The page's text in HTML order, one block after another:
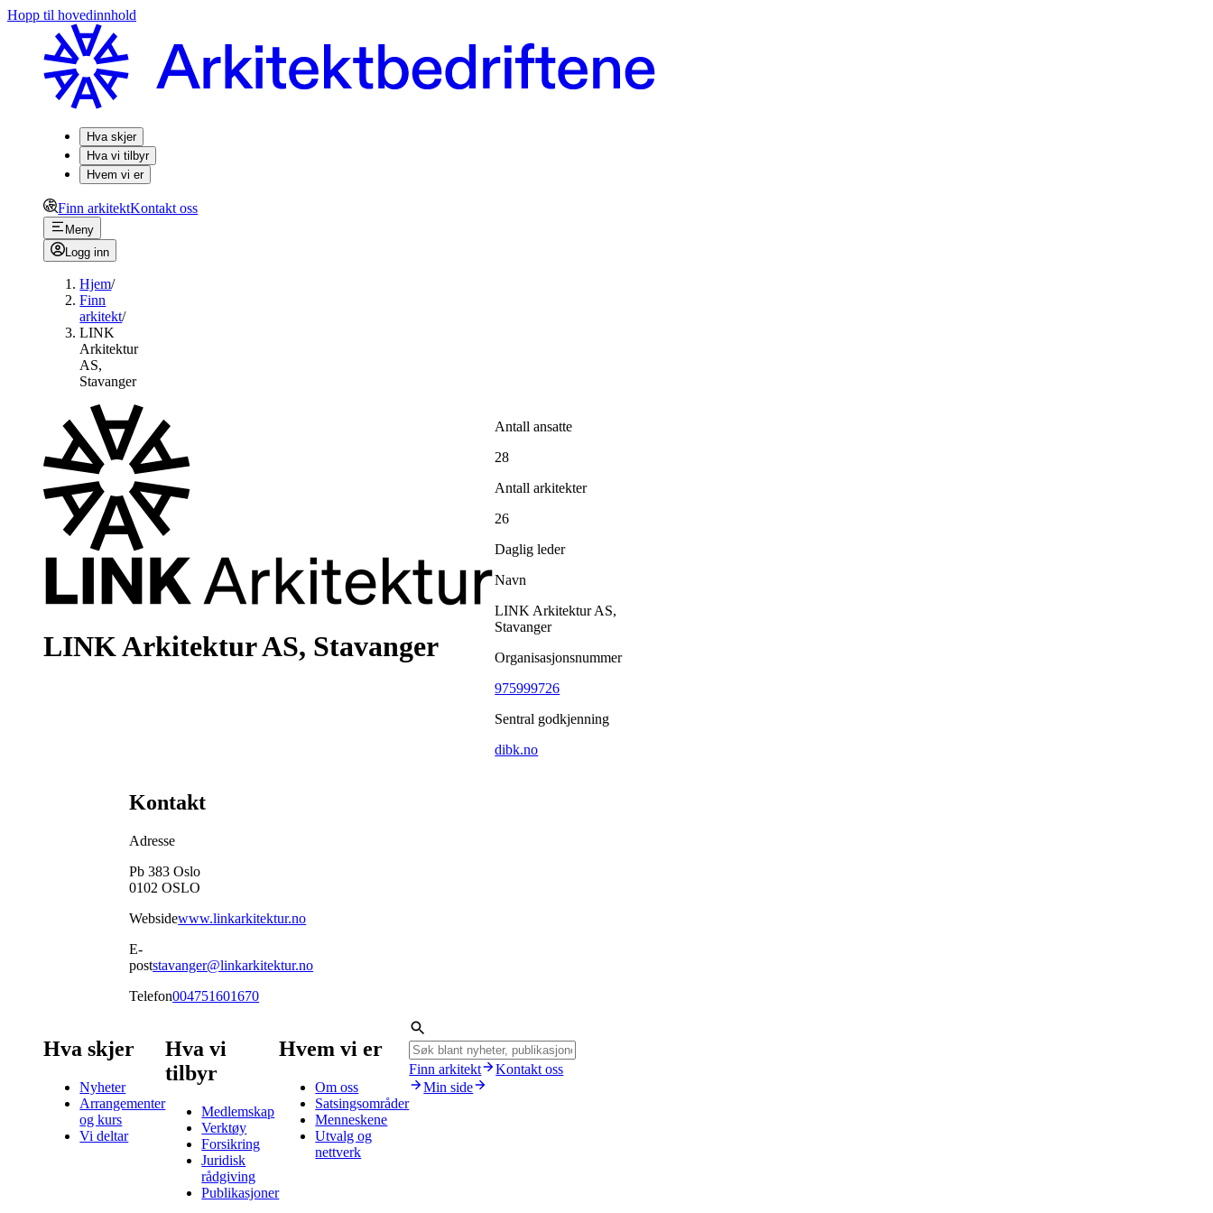
Hopp til hovedinnhold
Hva skjer
Hva vi tilbyr
Hvem vi er
Finn arkitektKontakt oss
Meny
Logg inn
Hjem/
Finn
arkitekt/
LINK
Arkitektur
AS,
Stavanger
LINK Arkitektur AS, Stavanger
Antall ansatte
28
Antall arkitekter
26
Daglig leder
Navn
LINK Arkitektur AS,
Stavanger
Organisasjonsnummer
975999726
Sentral godkjenning
dibk.no
Kontakt
Adresse
Pb 383 Oslo
0102 OSLO
Websidewww.linkarkitektur.no
E-
poststavanger@linkarkitektur.no
Telefon004751601670
Hva skjer
Nyheter
Arrangementer
og kurs
Vi deltar
Hva vi
tilbyr
Medlemskap
Verktøy
Forsikring
Juridisk
rådgiving
Publikasjoner
Hvem vi er
Om oss
Satsingsområder
Menneskene
Utvalg og
nettverk
Finn arkitekt
Kontakt oss
Min side